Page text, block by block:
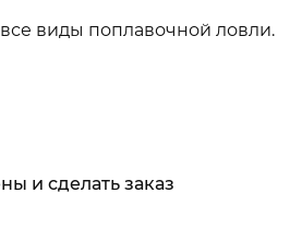
все виды поплавочной ловли.
и сделать заказ